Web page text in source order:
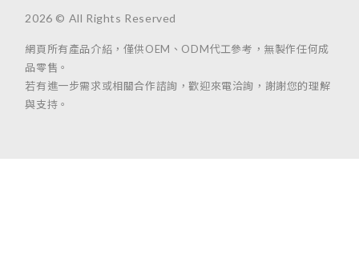
2026 © All Rights Reserved
網頁所有產品介紹，僅供OEM、ODM代工參考，無製作任何成
品零售。
若有進一步需求或相關合作諮詢，歡迎來電洽詢，謝謝您的理解
與支持。